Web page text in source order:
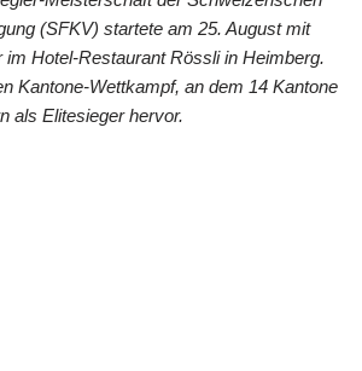
(SFKV) startete am 25. August mit
im Hotel-Restaurant Rössli in Heimberg.
Kantone-Wettkampf, an dem 14 Kantone
als Elitesieger hervor.